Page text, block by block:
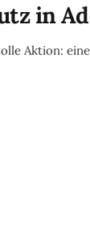
in
Aktion: